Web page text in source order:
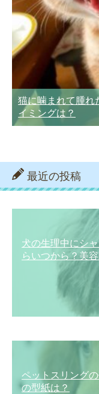
猫に噛まれて腫れ
イミングは？
最近の投稿
犬の生理中にシ
らいつから？美
ペットスリング
の型紙は？